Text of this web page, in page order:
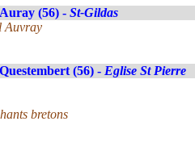
Auray (56) - St-Gildas
Auvray
Questembert (56) - Eglise St Pierre
bretons